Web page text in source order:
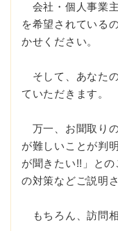
会社・個人事業
を希望されている
かせください。
そして、あなた
ていただきます。
万一、お聞取り
が難しいことが判
が聞きたい!!」と
の対策などご説明
もちろん、訪問